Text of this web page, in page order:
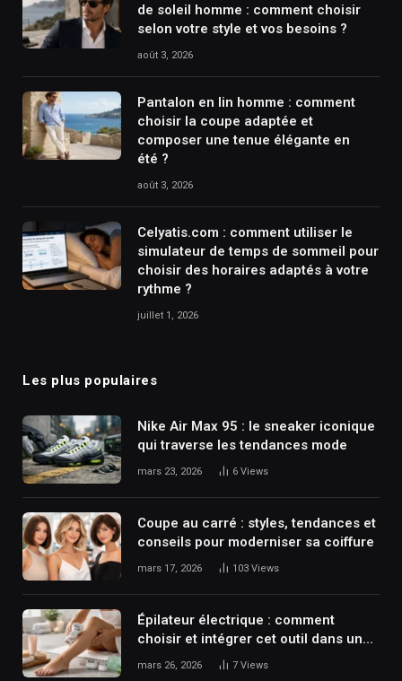
de soleil homme : comment choisir
selon votre style et vos besoins ?
août 3, 2026
Pantalon en lin homme : comment
choisir la coupe adaptée et
composer une tenue élégante en
été ?
août 3, 2026
Celyatis.com : comment utiliser le
simulateur de temps de sommeil pour
choisir des horaires adaptés à votre
rythme ?
juillet 1, 2026
Les plus populaires
Nike Air Max 95 : le sneaker iconique
qui traverse les tendances mode
mars 23, 2026 6 Views
Coupe au carré : styles, tendances et
conseils pour moderniser sa coiffure
mars 17, 2026 103 Views
Épilateur électrique : comment
choisir et intégrer cet outil dans une
routine beauté efficace ?
mars 26, 2026 7 Views